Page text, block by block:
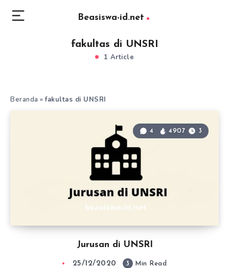
Beasiswa-id.net
fakultas di UNSRI
1 Article
Beranda »fakultas di UNSRI
Jurusan di UNSRI
4 4907 3
25/12/2020 3 Min Read